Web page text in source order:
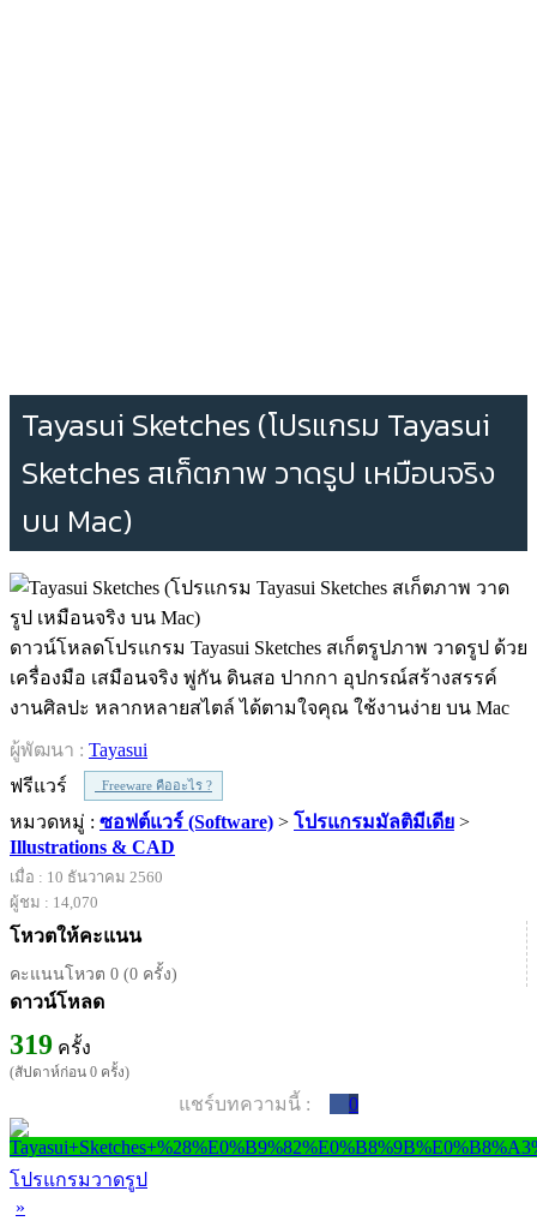
Tayasui Sketches (โปรแกรม Tayasui
Sketches สเก็ตภาพ วาดรูป เหมือนจริง
บน Mac)
ดาวน์โหลดโปรแกรม Tayasui Sketches สเก็ตรูปภาพ วาดรูป ด้วย
เครื่องมือ เสมือนจริง พู่กัน ดินสอ ปากกา อุปกรณ์สร้างสรรค์
งานศิลปะ หลากหลายสไตล์ ได้ตามใจคุณ ใช้งานง่าย บน Mac
ผู้พัฒนา : Tayasui
ฟรีแวร์
Freeware คืออะไร ?
หมวดหมู่ : ซอฟต์แวร์ (Software) > โปรแกรมมัลติมีเดีย >
Illustrations & CAD
เมื่อ : 10 ธันวาคม 2560
ผู้ชม : 14,070
โหวตให้คะแนน
คะแนนโหวต 0 (0 ครั้ง)
ดาวน์โหลด
319 ครั้ง
(สัปดาห์ก่อน 0 ครั้ง)
แชร์บทความนี้ : 0
โปรแกรมวาดรูป
»